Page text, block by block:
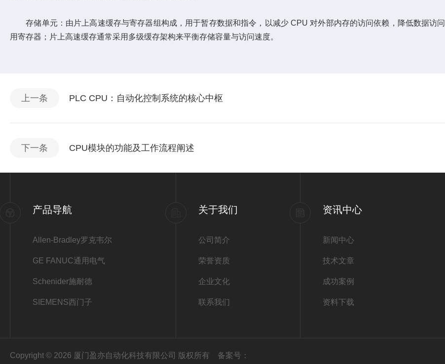
存储单元：由片上高速缓存与寄存器组构成，用于暂存数据和指令，以减少 CPU 对外部内存的访问依赖，降低数据访
用寄存器；片上高速缓存通常采用多级缓存架构来平衡存储容量与访问速度。
上一条 PLC CPU：自动化控制系统的核心中枢
下一条 CPU模块的功能及工作流程阐述
产品导航
Allen-Bradley罗克韦尔
GE FANUC通用电气
Schenider施耐德
SIEMENS西门子
关于我们
公司简介
荣誉资质
企业文化
联系我们
资讯中心
新闻中心
技术文章
成功案例
资料下载
Copyright © 2026 厦门盈亦自动化科技有限公司 版权所有 备案号：